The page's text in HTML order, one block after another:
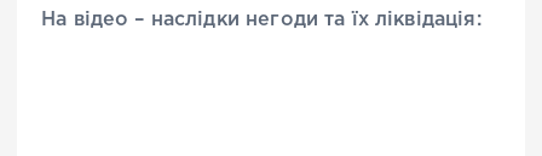
На відео – наслідки негоди та їх ліквідація: